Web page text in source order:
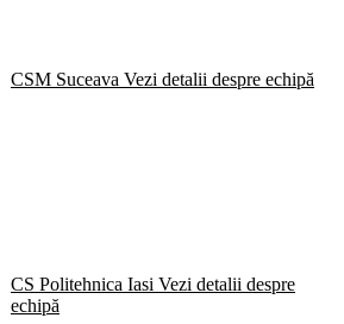
CSM Suceava Vezi detalii despre echipă
CS Politehnica Iasi Vezi detalii despre
echipă